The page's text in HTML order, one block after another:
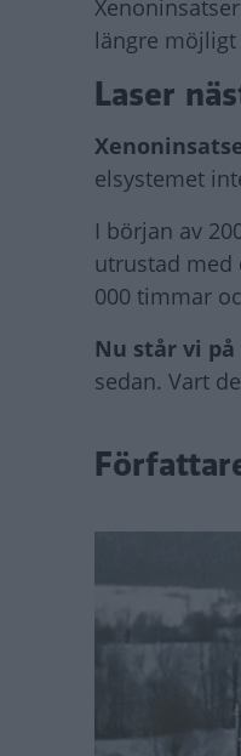
längre möjligt
Laser
elsystemet
I början av
utrustad med
000 timmar
Nu står vi
sedan. Vart